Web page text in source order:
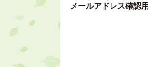
メールアドレス確認用